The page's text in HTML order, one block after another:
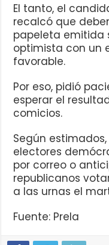
El tanto, el
recalcó que
papeleta emitida
optimista con un
favorable.
Por eso, pidió
esperar el
comicios.
Según
electores
por correo o
republicanos
a las urnas el
Fuente: Prela